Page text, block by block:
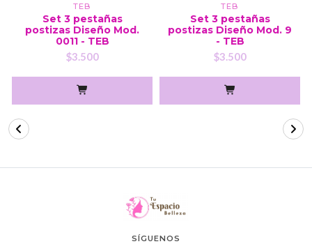
TEB
Set 3 pestañas
postizas Diseño Mod.
0011 - TEB
$3.500
TEB
Set 3 pestañas
postizas Diseño Mod. 9
- TEB
$3.500
SÍGUENOS